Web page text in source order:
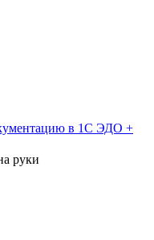
в 1С ЭДО +
руки